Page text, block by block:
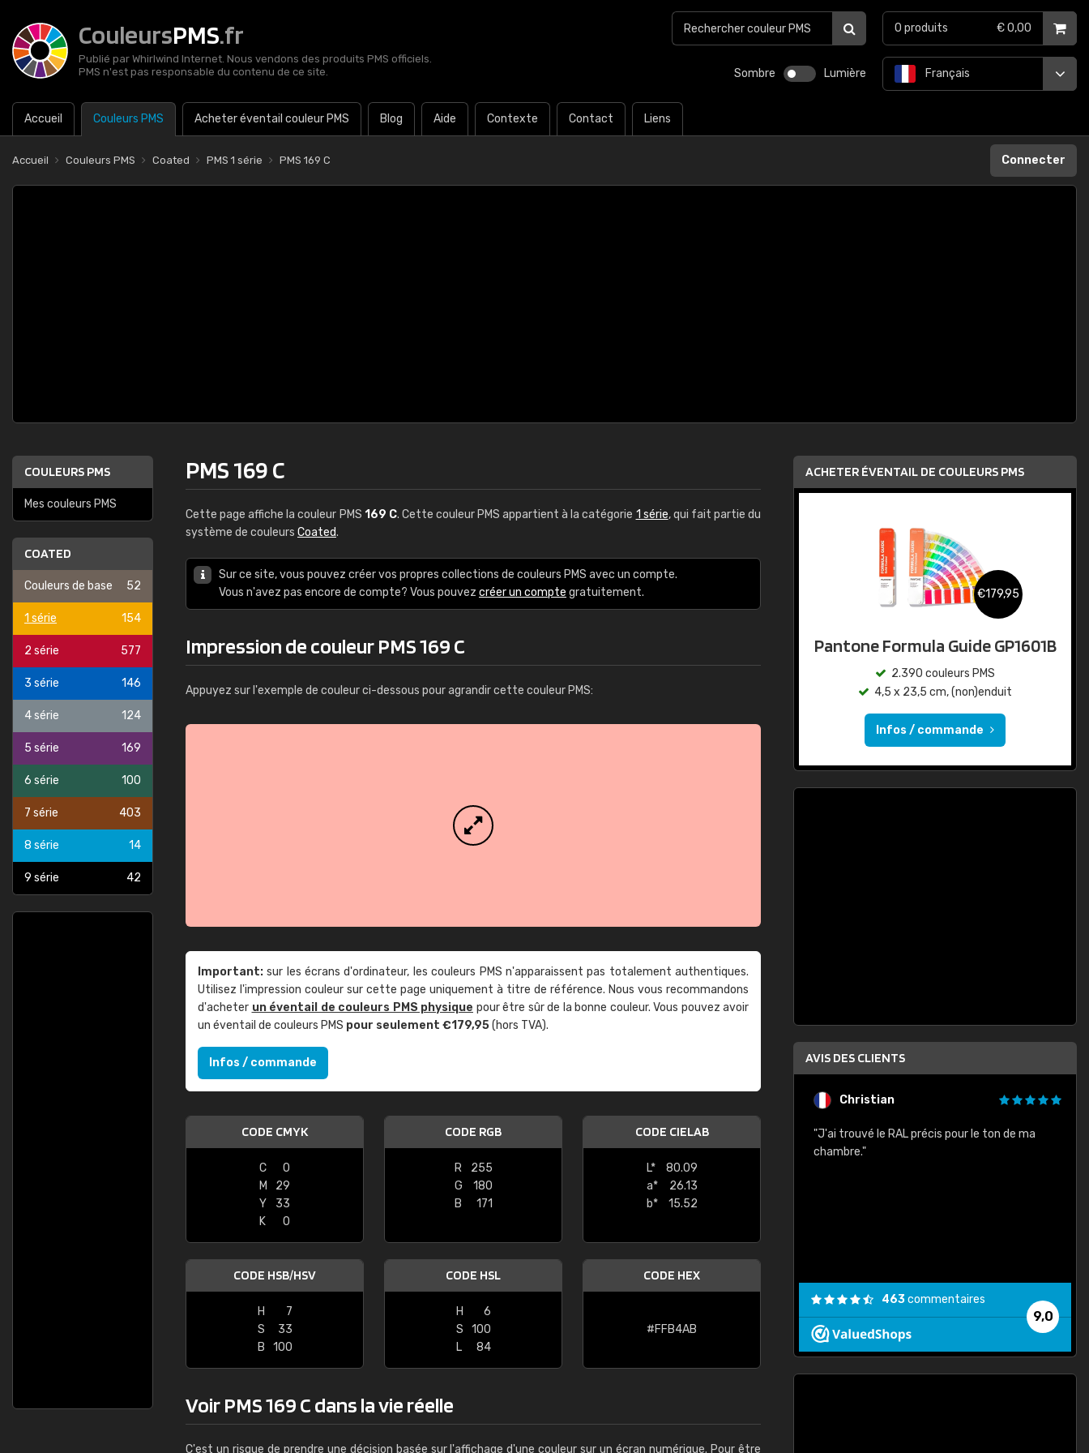
CouleursPMS.fr
Publié par Whirlwind Internet. Nous vendons des produits PMS officiels.
PMS n'est pas responsable du contenu de ce site.
Sombre Lumière
Accueil Couleurs PMS Acheter éventail couleur PMS Blog Aide Contexte Contact Liens
Français
0 produits € 0,00
Accueil Couleurs PMS Coated PMS 1 série PMS 169 C Connecter
COULEURS PMS
Mes couleurs PMS
COATED
Couleurs de base 52
1 série 154
2 série 577
3 série 146
4 série 124
5 série 169
6 série 100
7 série 403
8 série 14
9 série 42
PMS 169 C
Cette page affiche la couleur PMS 169 C. Cette couleur PMS appartient à la catégorie 1 série, qui fait partie du
système de couleurs Coated.
Sur ce site, vous pouvez créer vos propres collections de couleurs PMS avec un compte.
Vous n'avez pas encore de compte? Vous pouvez créer un compte gratuitement.
Impression de couleur PMS 169 C
Appuyez sur l'exemple de couleur ci-dessous pour agrandir cette couleur PMS:
Important: sur les écrans d'ordinateur, les couleurs PMS n'apparaissent pas totalement authentiques.
Utilisez l'impression couleur sur cette page uniquement à titre de référence. Nous vous recommandons
d'acheter un éventail de couleurs PMS physique pour être sûr de la bonne couleur. Vous pouvez avoir
un éventail de couleurs PMS pour seulement €179,95(hors TVA).
Infos / commande
CODE CMYK
C
0
M
29
Y
33
K
0
CODE RGB
R
255
G
180
B
171
CODE CIELAB
L*
80.09
a*
26.13
b*
15.52
CODE HSB/HSV
H
7
S
33
B
100
CODE HSL
H
6
S
100
L
84
CODE HEX
#FFB4AB
Voir PMS 169 C dans la vie réelle
C'est un risque de prendre une décision basée sur l'affichage d'une couleur sur un écran numérique. Pour être
ACHETER ÉVENTAIL DE COULEURS PMS
€179,95
Pantone Formula Guide GP1601B
2.390 couleurs PMS
4,5 x 23,5 cm, (non)enduit
Infos / commande
AVIS DES CLIENTS
"Le site ne permet pas de voir clairement quels
sont les produits disponibles. Il y a plusieurs
palettes de couleurs: Classic, Design, etc. On ne
comprend pas qui est quoi. La livraison s'est
bien passé et le produit reçu me convient."
Christian
"J'ai trouvé le RAL précis pour le ton de ma
chambre."
9,0
463commentaires